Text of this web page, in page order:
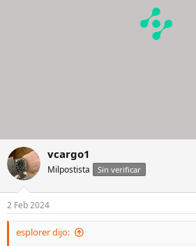
vcargo1
Milpostista Sin verificar
2 Feb 2024
esplorer dijo: